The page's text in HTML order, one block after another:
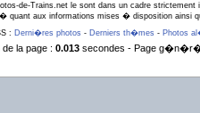
de-Trains.net le sont dans un cadre strictement
quant aux informations mises � disposition ainsi
: Derni�res photos - Derniers th�mes - Photos
la page : 0.013secondes - Page